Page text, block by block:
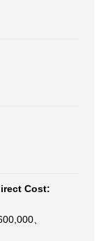
Cost:
、